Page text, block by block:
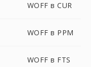
WOFF в CUR
WOFF в PPM
WOFF в FTS